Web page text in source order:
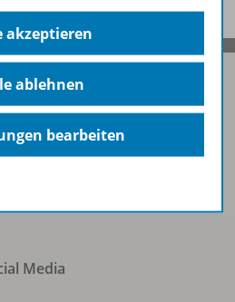
anmelden
Media
akzeptieren
ablehnen
bearbeiten